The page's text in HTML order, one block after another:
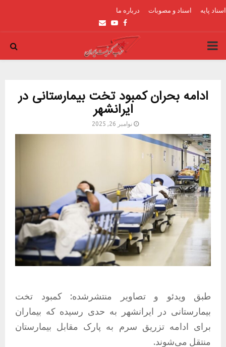
اسناد پایه اسناد و مصوبات درباره ما
Facebook
Youtube
Email
PRIMARY
ادامه بحران کمبود تخت بیمارستانی در
ایرانشهر
نوامبر 26, 2025
طبق ویدئو و تصاویر منتشرشده: کمبود تخت
بیمارستانی در ایرانشهر به حدی رسیده که بیماران
برای ادامه تزریق سرم به پارک مقابل بیمارستان
منتقل می‌شوند.